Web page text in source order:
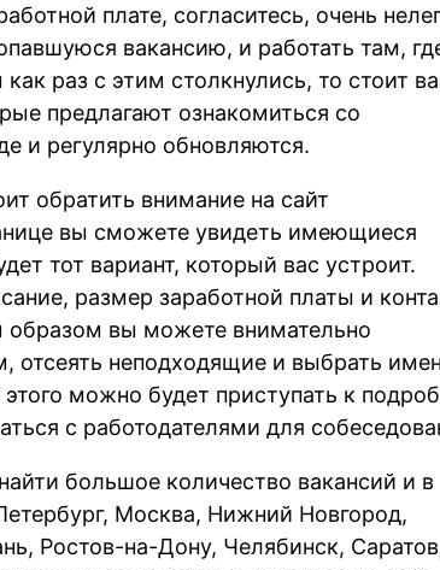
плате, согласитесь, очень
вакансию, и работать там,
раз с этим столкнулись, то стоит
предлагают ознакомиться со
и регулярно обновляются.
обратить внимание на сайт
вы сможете увидеть имеющиеся
тот вариант, который вас устроит.
размер заработной платы и
образом вы можете внимательно
неподходящие и выбрать
можно будет приступать к
с работодателями для
большое количество вакансий и в
Москва, Нижний Новгород,
Ростов-на-Дону, Челябинск,